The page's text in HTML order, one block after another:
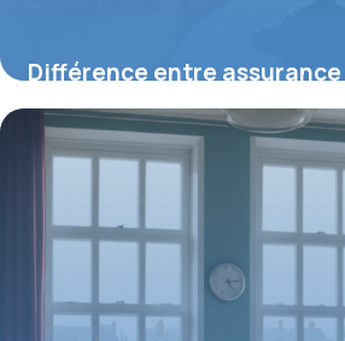
Différence entre
2026 : définitions et cadre
20 juillet 2026